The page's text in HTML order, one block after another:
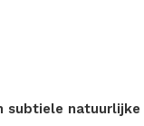
subtiele